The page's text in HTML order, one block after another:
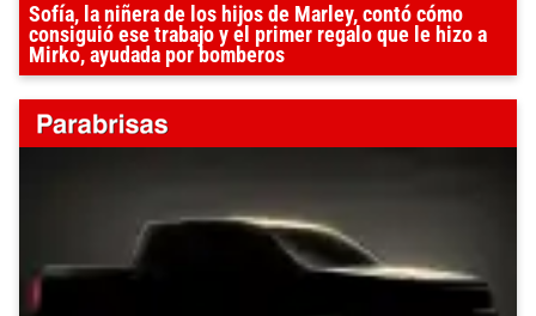
Sofía, la niñera de los hijos de Marley, contó cómo
consiguió ese trabajo y el primer regalo que le hizo a
Mirko, ayudada por bomberos